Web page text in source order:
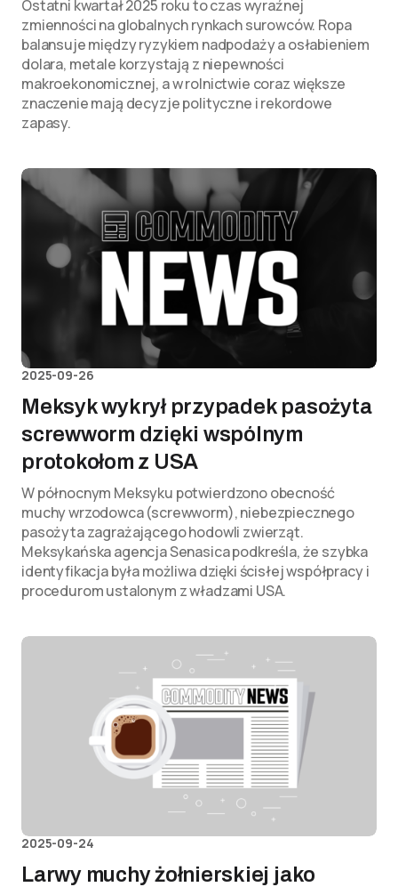
Ostatni kwartał 2025 roku to czas wyraźnej
zmienności na globalnych rynkach surowców. Ropa
balansuje między ryzykiem nadpodaży a osłabieniem
dolara, metale korzystają z niepewności
makroekonomicznej, a w rolnictwie coraz większe
znaczenie mają decyzje polityczne i rekordowe
zapasy.
2025-09-26
Meksyk wykrył przypadek pasożyta
screwworm dzięki wspólnym
protokołom z USA
W północnym Meksyku potwierdzono obecność
muchy wrzodowca (screwworm), niebezpiecznego
pasożyta zagrażającego hodowli zwierząt.
Meksykańska agencja Senasica podkreśla, że szybka
identyfikacja była możliwa dzięki ścisłej współpracy i
procedurom ustalonym z władzami USA.
2025-09-24
Larwy muchy żołnierskiej jako